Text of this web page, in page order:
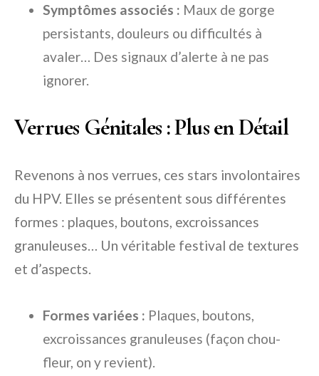
Symptômes associés : Maux de gorge
persistants, douleurs ou difficultés à
avaler… Des signaux d’alerte à ne pas
ignorer.
Verrues Génitales : Plus en Détail
Revenons à nos verrues, ces stars involontaires
du HPV. Elles se présentent sous différentes
formes : plaques, boutons, excroissances
granuleuses… Un véritable festival de textures
et d’aspects.
Formes variées : Plaques, boutons,
excroissances granuleuses (façon chou-
fleur, on y revient).